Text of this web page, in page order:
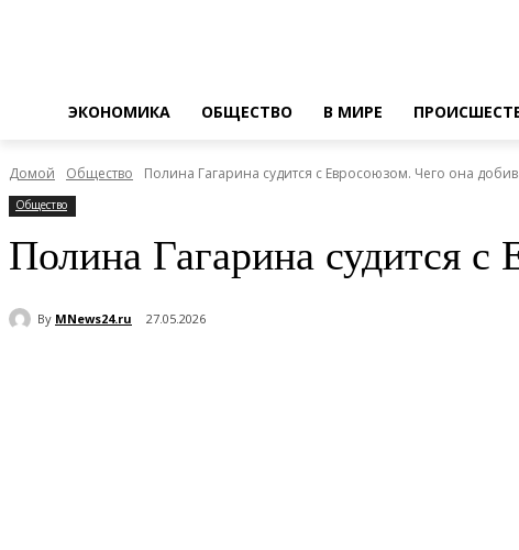
ЭКОНОМИКА ОБЩЕСТВО В МИРЕ
Домой Общество Полина Гагарина судится с Евросоюзом. Чего она
Общество
Полина Гагарина судится с
By MNews24.ru 27.05.2026